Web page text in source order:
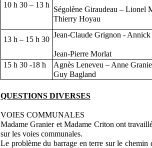
10 h 30 – 13 h
Ségolène Giraudeau – Lionel
Thierry Hoyau
13 h – 15 h 30
Jean-Claude Grignon -
Jean-Pierre Morlat
15 h 30 -18 h
Agnès Leneveu – Anne
Guy Bagland
QUESTIONS DIVERSES
VOIES COMMUNALES
Madame Granier et Madame Criton ont
sur les voies communales.
Le problème du barrage en terre sur le chemin